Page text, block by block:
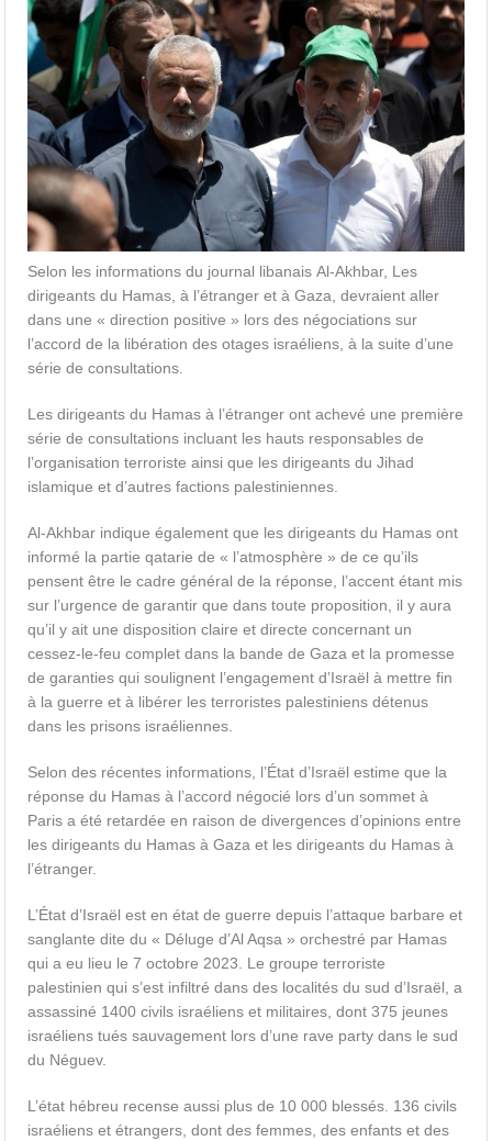
Selon les informations du journal libanais Al-Akhbar, Les
dirigeants du Hamas, à l’étranger et à Gaza, devraient aller
dans une « direction positive » lors des négociations sur
l’accord de la libération des otages israéliens, à la suite d’une
série de consultations.
Les dirigeants du Hamas à l’étranger ont achevé une première
série de consultations incluant les hauts responsables de
l’organisation terroriste ainsi que les dirigeants du Jihad
islamique et d’autres factions palestiniennes.
Al-Akhbar indique également que les dirigeants du Hamas ont
informé la partie qatarie de « l’atmosphère » de ce qu’ils
pensent être le cadre général de la réponse, l’accent étant mis
sur l’urgence de garantir que dans toute proposition, il y aura
qu’il y ait une disposition claire et directe concernant un
cessez-le-feu complet dans la bande de Gaza et la promesse
de garanties qui soulignent l’engagement d’Israël à mettre fin
à la guerre et à libérer les terroristes palestiniens détenus
dans les prisons israéliennes.
Selon des récentes informations, l’État d’Israël estime que la
réponse du Hamas à l’accord négocié lors d’un sommet à
Paris a été retardée en raison de divergences d’opinions entre
les dirigeants du Hamas à Gaza et les dirigeants du Hamas à
l’étranger.
L’État d’Israël est en état de guerre depuis l’attaque barbare et
sanglante dite du « Déluge d’Al Aqsa » orchestré par Hamas
qui a eu lieu le 7 octobre 2023. Le groupe terroriste
palestinien qui s’est infiltré dans des localités du sud d’Israël, a
assassiné 1400 civils israéliens et militaires, dont 375 jeunes
israéliens tués sauvagement lors d’une rave party dans le sud
du Néguev.
L’état hébreu recense aussi plus de 10 000 blessés. 136 civils
israéliens et étrangers, dont des femmes, des enfants et des